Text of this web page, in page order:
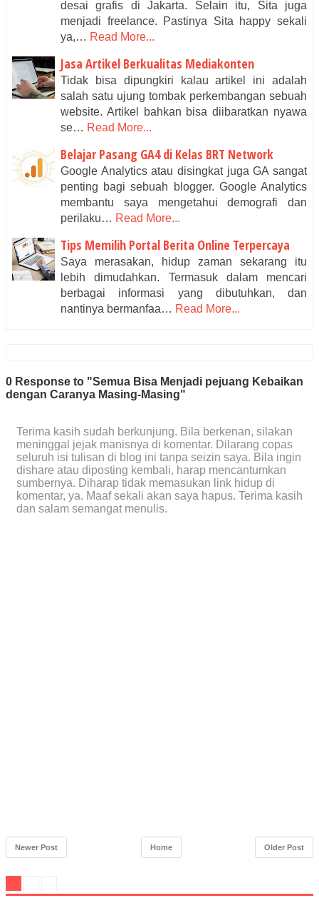
desai grafis di Jakarta. Selain itu, Sita juga
menjadi freelance. Pastinya Sita happy sekali
ya,… Read More...
Jasa Artikel Berkualitas Mediakonten
Tidak bisa dipungkiri kalau artikel ini adalah
salah satu ujung tombak perkembangan sebuah
website. Artikel bahkan bisa diibaratkan nyawa
se… Read More...
Belajar Pasang GA4 di Kelas BRT Network
Google Analytics atau disingkat juga GA sangat
penting bagi sebuah blogger. Google Analytics
membantu saya mengetahui demografi dan
perilaku… Read More...
Tips Memilih Portal Berita Online Terpercaya
Saya merasakan, hidup zaman sekarang itu
lebih dimudahkan. Termasuk dalam mencari
berbagai informasi yang dibutuhkan, dan
nantinya bermanfaa… Read More...
0 Response to "Semua Bisa Menjadi pejuang Kebaikan
dengan Caranya Masing-Masing"
Terima kasih sudah berkunjung. Bila berkenan, silakan
meninggal jejak manisnya di komentar. Dilarang copas
seluruh isi tulisan di blog ini tanpa seizin saya. Bila ingin
dishare atau diposting kembali, harap mencantumkan
sumbernya. Diharap tidak memasukan link hidup di
komentar, ya. Maaf sekali akan saya hapus. Terima kasih
dan salam semangat menulis.
Newer Post Older Post
Home